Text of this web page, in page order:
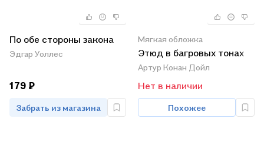
По обе стороны закона
Эдгар Уоллес
179 ₽
Забрать из магазина
Мягкая обложка
Этюд в багровых тонах
Артур Конан Дойл
Нет в наличии
Похожее